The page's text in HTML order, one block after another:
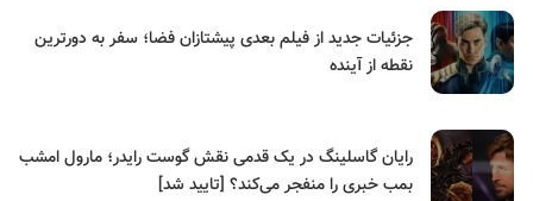
جزئیات جدید از فیلم بعدی پیشتازان فضا؛ سفر به دورترین
نقطه از آینده
رایان گاسلینگ در یک قدمی نقش گوست رایدر؛ مارول امشب
بمب خبری را منفجر می‌کند؟ [تایید شد]